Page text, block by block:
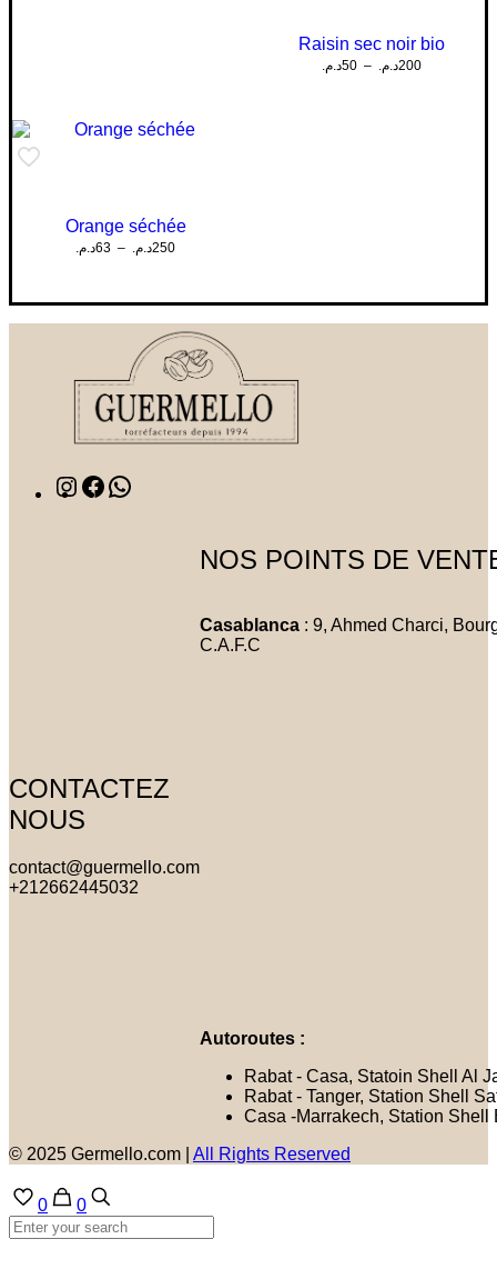
Raisin sec noir bio
50د.م. – 200د.م.
Plage
Orange séchée
63د.م. – 250د.م.
Plage
à
250د.م.
Instagram
Facebook
CONTACTEZ
NOUS
contact@guermello.com
+212662445032
NOS POINTS DE
Casablanca : 9, Ahmed Charci,
C.A.F.C
Autoroutes :
Rabat - Casa, Statoin Shell Al
Rabat - Tanger, Station Shell
Casa -Marrakech, Station Shell
© 2025 Germello.com | All Rights Reserved
0 0